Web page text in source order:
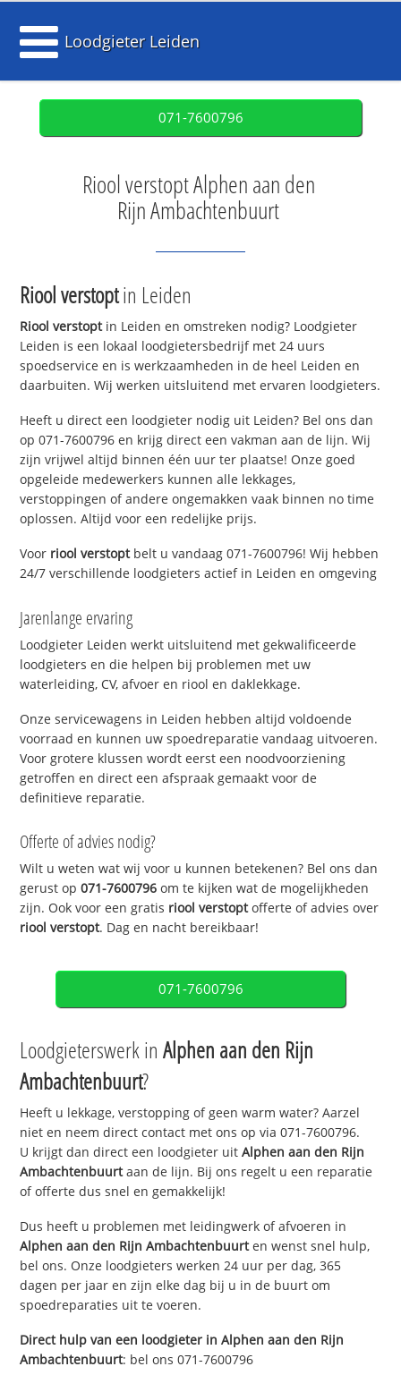
Loodgieter Leiden
071-7600796
Riool verstopt Alphen aan den
Rijn Ambachtenbuurt
Riool verstoptin Leiden
Riool verstoptin Leiden en omstreken nodig? Loodgieter
Leiden is een lokaal loodgietersbedrijf met 24 uurs
spoedservice en is werkzaamheden in de heel Leiden en
daarbuiten. Wij werken uitsluitend met ervaren loodgieters.
Heeft u direct een loodgieter nodig uit Leiden? Bel ons dan
op 071-7600796 en krijg direct een vakman aan de lijn. Wij
zijn vrijwel altijd binnen één uur ter plaatse! Onze goed
opgeleide medewerkers kunnen alle lekkages,
verstoppingen of andere ongemakken vaak binnen no time
oplossen. Altijd voor een redelijke prijs.
Voor riool verstoptbelt u vandaag 071-7600796! Wij hebben
24/7 verschillende loodgieters actief in Leiden en omgeving
Jarenlange ervaring
Loodgieter Leiden werkt uitsluitend met gekwalificeerde
loodgieters en die helpen bij problemen met uw
waterleiding, CV, afvoer en riool en daklekkage.
Onze servicewagens in Leiden hebben altijd voldoende
voorraad en kunnen uw spoedreparatie vandaag uitvoeren.
Voor grotere klussen wordt eerst een noodvoorziening
getroffen en direct een afspraak gemaakt voor de
definitieve reparatie.
Offerte of advies nodig?
Wilt u weten wat wij voor u kunnen betekenen? Bel ons dan
gerust op071-7600796 om te kijken wat de mogelijkheden
zijn. Ook voor een gratis riool verstoptofferte of advies over
riool verstopt. Dag en nacht bereikbaar!
071-7600796
Loodgieterswerk inAlphen aan den Rijn
Ambachtenbuurt?
Heeft u lekkage, verstopping of geen warm water? Aarzel
niet en neem direct contact met ons op via 071-7600796.
U krijgt dan direct een loodgieter uitAlphen aan den Rijn
Ambachtenbuurtaan de lijn. Bij ons regelt u een reparatie
of offerte dus snel en gemakkelijk!
Dus heeft u problemen met leidingwerk of afvoeren in
Alphen aan den Rijn Ambachtenbuurten wenst snel hulp,
bel ons. Onze loodgieters werken 24 uur per dag, 365
dagen per jaar en zijn elke dag bij u in de buurt om
spoedreparaties uit te voeren.
Direct hulp van een loodgieter inAlphen aan den Rijn
Ambachtenbuurt: bel ons 071-7600796